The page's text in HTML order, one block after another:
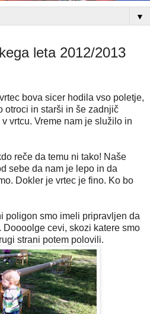
▼
leta 2012/2013
bova sicer hodila vso poletje,
otroci in starši in še zadnjič
vrtcu. Vreme nam je služilo in
reče da temu ni tako! Naše
sebe da nam je lepo in da
Dokler je vrtec je fino. Ko bo
poligon smo imeli pripravljen da
cevi, skozi katere smo
strani potem polovili.